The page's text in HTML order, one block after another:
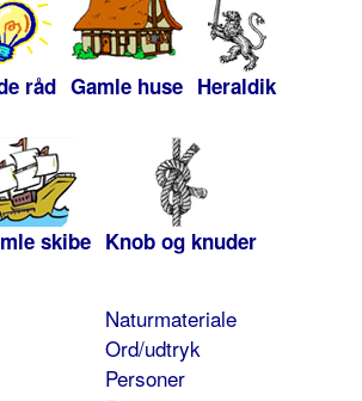
råd Gamle huse Heraldik
skibe Knob og knuder
Naturmateriale
Ord/udtryk
Personer